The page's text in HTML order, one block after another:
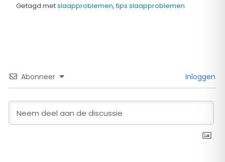
Getagd metslaapproblemen, tips slaapproblemen
Abonneer Inloggen